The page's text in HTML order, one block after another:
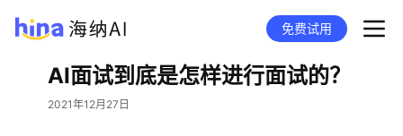
免费试用
AI面试到底是怎样进行面试的？
2021年12月27日